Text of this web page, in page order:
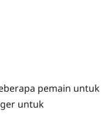
pemain untuk
untuk